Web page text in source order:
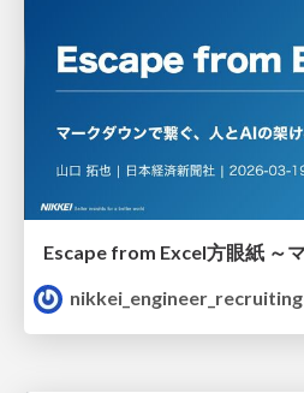
nikkei_engineer_recruiting